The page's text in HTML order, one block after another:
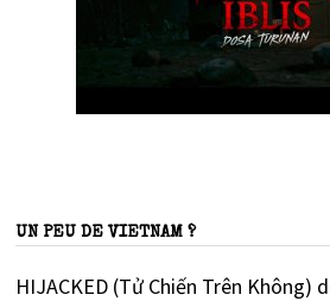
UN PEU DE VIETNAM ?
HIJACKED (Tử Chiến Trên Không)